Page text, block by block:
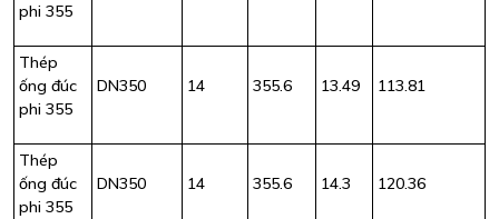
phi 355
Thép
ống đúc
phi 355
DN350 14 355.6 13.49 113.81
Thép
ống đúc
phi 355
DN350 14 355.6 14.3 120.36